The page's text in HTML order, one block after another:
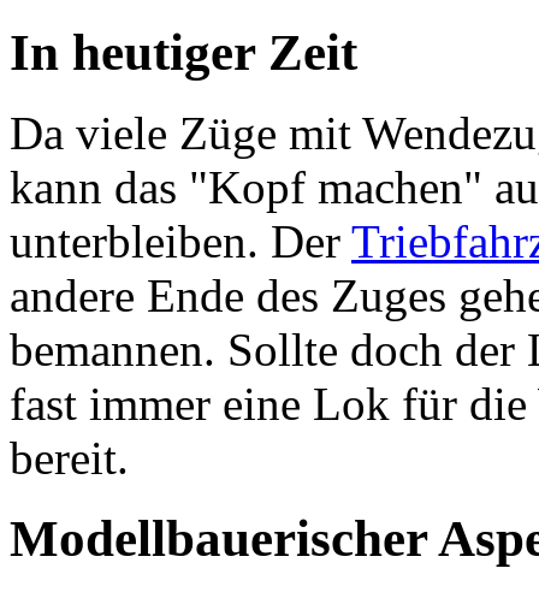
In heutiger Zeit
Da viele Züge mit
kann das "Kopf machen"
unterbleiben. Der
andere Ende des Zuges
bemannen. Sollte doch
fast immer eine Lok für
bereit.
Modellbauerischer